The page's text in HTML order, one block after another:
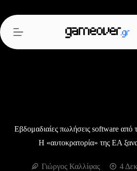
περιεχόμενο
Εβδομαδιαίες πωλήσεις software από
Η «αυτοκρατορία» της ΕΑ
Γιώργος Καλλίφας 4